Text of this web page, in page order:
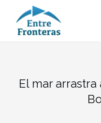
contenido
El mar